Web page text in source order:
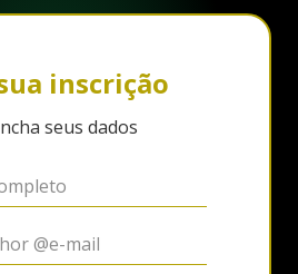
inscrição
seus dados